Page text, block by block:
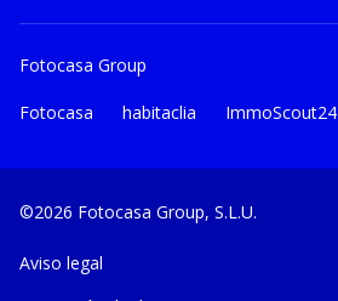
Fotocasa Group
Fotocasa habitaclia ImmoScout24
©2026 Fotocasa Group, S.L.U.
Aviso legal